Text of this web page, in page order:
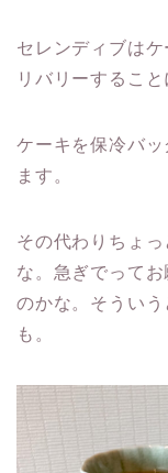
セレンディブは
リバリーするこ
ケーキを保冷バ
ます。
その代わりちょ
な。急ぎでって
のかな。そうい
も。